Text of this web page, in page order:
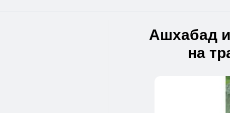
Ашхабад
на